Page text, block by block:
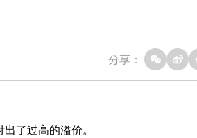
分享：
了过高的溢价。